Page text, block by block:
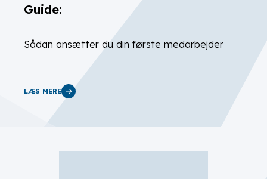
Guide:
Sådan ansætter du din første medarbejder
LÆS MERE